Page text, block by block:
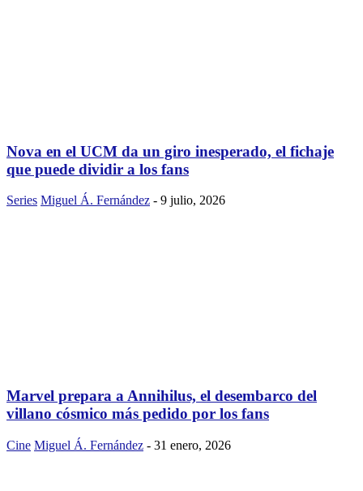
Nova en el UCM da un giro inesperado, el fichaje
que puede dividir a los fans
Series Miguel Á. Fernández - 9 julio, 2026
Marvel prepara a Annihilus, el desembarco del
villano cósmico más pedido por los fans
Cine Miguel Á. Fernández - 31 enero, 2026